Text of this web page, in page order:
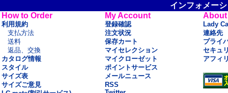
インフォメー
How to Order
利用規約
支払方法
送料
返品、交換
カタログ情報
スタイル
サイズ表
サイズご意見
My Account
登録確認
注文状況
保存カート
マイセレクション
マイクローゼット
ポイントサービス
メールニュース
RSS
About
Lady
連絡先
プライ
セキュ
アフィ